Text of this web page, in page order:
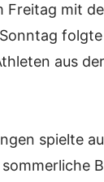
Freitag mit
aus
spielte